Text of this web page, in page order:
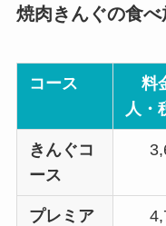
焼肉きんぐの食
コース
料
人・
きんぐコ
ース
プレミア